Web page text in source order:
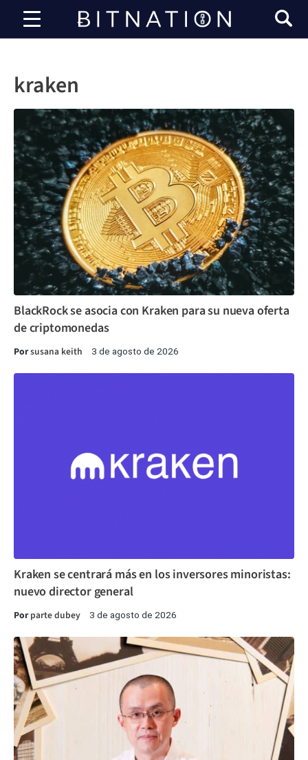
Bitnación
kraken
BlackRock se asocia con Kraken para su nueva oferta
de criptomonedas
Porsusana keith 3 de agosto de 2026
Kraken se centrará más en los inversores minoristas:
nuevo director general
Porparte dubey 3 de agosto de 2026